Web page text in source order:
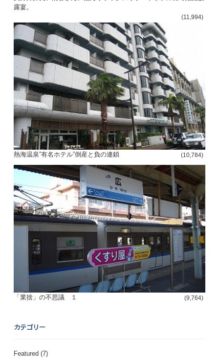
露宴。
(11,994)
熱海温泉”有名ホテル”倒産と負の連鎖 (10,784)
「業捨」の不思議 １ (9,764)
カテゴリー
Featured (7)